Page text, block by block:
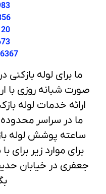
ما برای لوله بازکنی
صورت شبانه روزی با
ارائه خدمات لوله
ساعته پوشش لوله
برای موارد زیر برای
جعفری در خیابان